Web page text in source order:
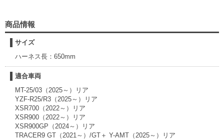
商品情報
サイズ
ハーネス長：650mm
適合車両
MT-25/03（2025～）リア
YZF-R25/R3（2025～）リア
XSR700（2022～）リア
XSR900（2022～）リア
XSR900GP（2024～）リア
TRACER9 GT（2021～）/GT＋ Y-AMT（2025～）リア